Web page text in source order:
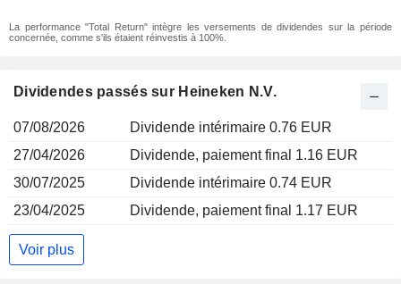
La performance "Total Return" intègre les versements de dividendes sur la période
concernée, comme s'ils étaient réinvestis à 100%.
Dividendes passés sur Heineken N.V.
07/08/2026
Dividende intérimaire 0.76 EUR
27/04/2026
Dividende, paiement final 1.16 EUR
30/07/2025
Dividende intérimaire 0.74 EUR
23/04/2025
Dividende, paiement final 1.17 EUR
Voir plus